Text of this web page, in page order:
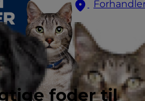
foder til